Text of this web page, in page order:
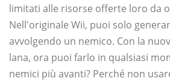
limitati alle risorse offerte loro da
Nell'originale Wii, puoi solo
avvolgendo un nemico. Con la
lana, ora puoi farlo in qualsiasi
nemici più avanti? Perché non